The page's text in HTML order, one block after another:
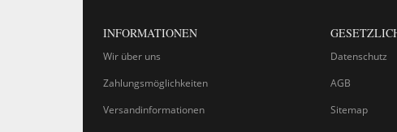
INFORMATIONEN
Wir über uns
Zahlungsmöglichkeiten
Versandinformationen
Datenschutz
AGB
Sitemap